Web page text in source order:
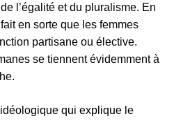
l’égalité et du pluralisme. En
en sorte que les femmes
partisane ou élective.
se tiennent évidemment à
idéologique qui explique le